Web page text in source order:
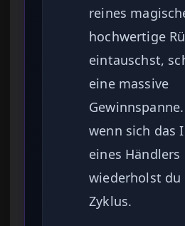
reines
hochwertige
eintauschst,
eine massive
wenn sich das
eines
wiederholst du
Zyklus.